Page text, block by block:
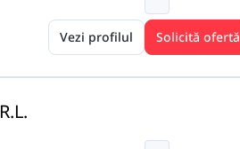
Vezi profilul Solicită ofertă